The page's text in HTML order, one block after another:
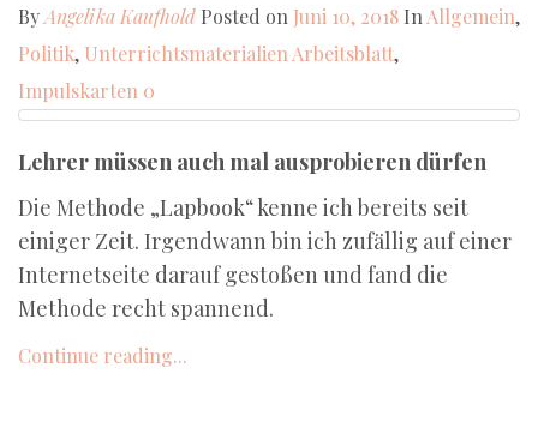
ByAngelika Kaufhold Posted on Juni 10, 2018 In Allgemein,
Politik, Unterrichtsmaterialien Arbeitsblatt,
Impulskarten 0
Lehrer müssen auch mal ausprobieren dürfen
Die Methode „Lapbook“ kenne ich bereits seit
einiger Zeit. Irgendwann bin ich zufällig auf einer
Internetseite darauf gestoßen und fand die
Methode recht spannend.
Continue reading...